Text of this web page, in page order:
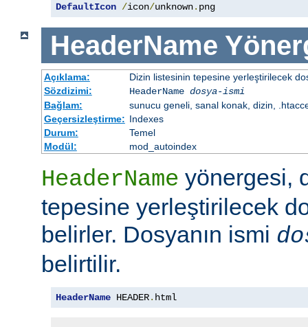
DefaultIcon /icon/unknown. png
HeaderName
Açıklama:
Dizin listesinin tepesine yerleştirilecek
Sözdizimi:
HeaderName dosya-ismi
Bağlam:
sunucu geneli, sanal konak, dizin,
Geçersizleştirme: Indexes
Durum:
Temel
Modül:
mod_autoindex
HeaderName yönergesi,
tepesine yerleştirilecek
belirler. Dosyanın ismi
belirtilir.
HeaderName HEADER. html